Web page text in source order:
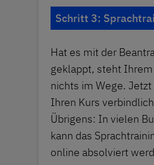
Schritt 3:
Hat es mit der
geklappt, steht
nichts im Wege. Jetzt
Ihren Kurs
Übrigens: In vielen
kann das
online absolviert